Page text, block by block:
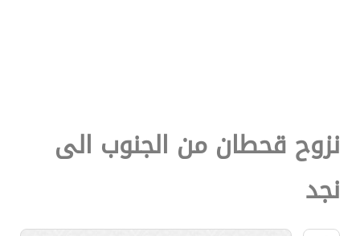
نزوح قحطان من الجنوب الى
نجد